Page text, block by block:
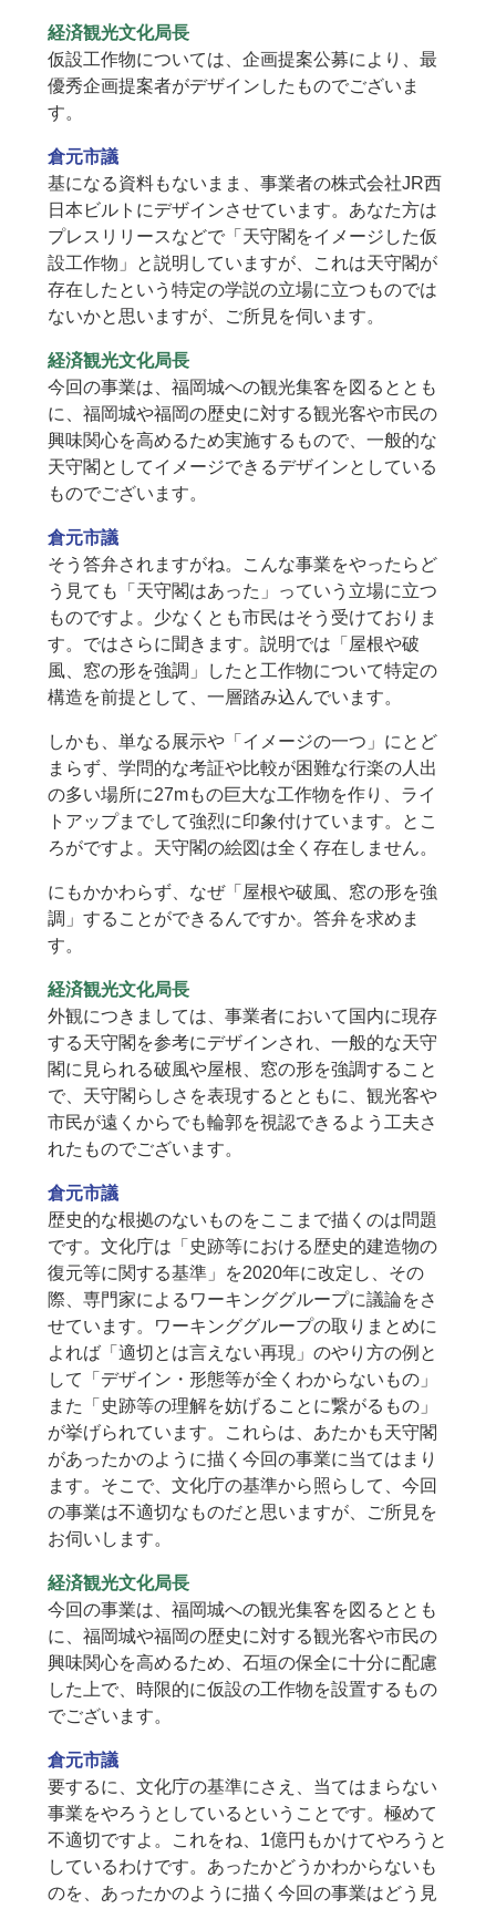
経済観光文化局長
仮設工作物については、企画提案公募により、最
優秀企画提案者がデザインしたものでございま
す。
倉元市議
基になる資料もないまま、事業者の株式会社JR西
日本ビルトにデザインさせています。あなた方は
プレスリリースなどで「天守閣をイメージした仮
設工作物」と説明していますが、これは天守閣が
存在したという特定の学説の立場に立つものでは
ないかと思いますが、ご所見を伺います。
経済観光文化局長
今回の事業は、福岡城への観光集客を図るととも
に、福岡城や福岡の歴史に対する観光客や市民の
興味関心を高めるため実施するもので、一般的な
天守閣としてイメージできるデザインとしている
ものでございます。
倉元市議
そう答弁されますがね。こんな事業をやったらど
う見ても「天守閣はあった」っていう立場に立つ
ものですよ。少なくとも市民はそう受けておりま
す。ではさらに聞きます。説明では「屋根や破
風、窓の形を強調」したと工作物について特定の
構造を前提として、一層踏み込んでいます。
しかも、単なる展示や「イメージの一つ」にとど
まらず、学問的な考証や比較が困難な行楽の人出
の多い場所に27mもの巨大な工作物を作り、ライ
トアップまでして強烈に印象付けています。とこ
ろがですよ。天守閣の絵図は全く存在しません。
にもかかわらず、なぜ「屋根や破風、窓の形を強
調」することができるんですか。答弁を求めま
す。
経済観光文化局長
外観につきましては、事業者において国内に現存
する天守閣を参考にデザインされ、一般的な天守
閣に見られる破風や屋根、窓の形を強調すること
で、天守閣らしさを表現するとともに、観光客や
市民が遠くからでも輪郭を視認できるよう工夫さ
れたものでございます。
倉元市議
歴史的な根拠のないものをここまで描くのは問題
です。文化庁は「史跡等における歴史的建造物の
復元等に関する基準」を2020年に改定し、その
際、専門家によるワーキンググループに議論をさ
せています。ワーキンググループの取りまとめに
よれば「適切とは言えない再現」のやり方の例と
して「デザイン・形態等が全くわからないもの」
また「史跡等の理解を妨げることに繋がるもの」
が挙げられています。これらは、あたかも天守閣
があったかのように描く今回の事業に当てはまり
ます。そこで、文化庁の基準から照らして、今回
の事業は不適切なものだと思いますが、ご所見を
お伺いします。
経済観光文化局長
今回の事業は、福岡城への観光集客を図るととも
に、福岡城や福岡の歴史に対する観光客や市民の
興味関心を高めるため、石垣の保全に十分に配慮
した上で、時限的に仮設の工作物を設置するもの
でございます。
倉元市議
要するに、文化庁の基準にさえ、当てはまらない
事業をやろうとしているということです。極めて
不適切ですよ。これをね、1億円もかけてやろうと
しているわけです。あったかどうかわからないも
のを、あったかのように描く今回の事業はどう見